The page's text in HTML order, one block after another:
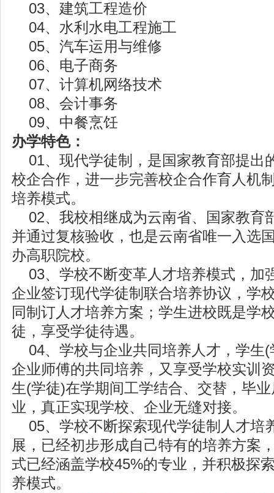
03、建筑工程造价
04、水利水电工程施工
05、汽车运用与维修
06、电子商务
07、计算机网络技术
08、会计事务
09、中餐烹饪
办学特色：
01、现代学徒制，是国家教育部提出
校企合作，进一步完善校企合作育人机
培养模式。
02、我校相继成为云南省、国家教育
并通过复核验收，也是云南省唯一入选
办高职院校。
03、学校不断变革人才培养模式，加
企业签订现代学徒制联合培养协议，学
同制订人才培养方案；学生进校既是学
徒，享受学徒待遇。
04、学校与企业共同培养人才，学生(
企业师傅的共同培养，又享受学校实训
生(学徒)在学期间工学结合、交替，毕
业，真正实现学校、企业无缝对接。
05、学校不断探索现代学徒制人才培
展，已经初步形成自己特有的培养方案
式已经涵盖学校45%的专业，并积极探
养模式。